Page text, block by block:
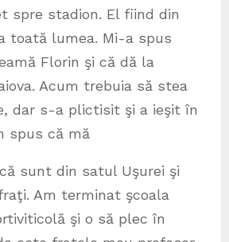
spre stadion. El fiind din
toată lumea. Mi-a spus
Florin şi că dă la
Acum trebuia să stea
dar s-a plictisit şi a ieşit în
spus că mă
sunt din satul Uşurei şi
Am terminat şcoala
şi o să plec în